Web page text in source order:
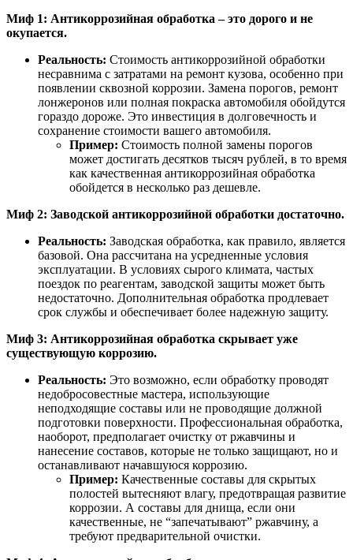
Миф 1: Антикоррозийная обработка – это дорого и не
окупается.
Реальность: Стоимость антикоррозийной обработки
несравнима с затратами на ремонт кузова, особенно при
появлении сквозной коррозии. Замена порогов, ремонт
лонжеронов или полная покраска автомобиля обойдутся
гораздо дороже. Это инвестиция в долговечность и
сохранение стоимости вашего автомобиля.
Пример: Стоимость полной замены порогов
может достигать десятков тысяч рублей, в то время
как качественная антикоррозийная обработка
обойдется в несколько раз дешевле.
Миф 2: Заводской антикоррозийной обработки достаточно.
Реальность: Заводская обработка, как правило, является
базовой. Она рассчитана на усредненные условия
эксплуатации. В условиях сырого климата, частых
поездок по реагентам, заводской защиты может быть
недостаточно. Дополнительная обработка продлевает
срок службы и обеспечивает более надежную защиту.
Миф 3: Антикоррозийная обработка скрывает уже
существующую коррозию.
Реальность: Это возможно, если обработку проводят
недобросовестные мастера, использующие
неподходящие составы или не проводящие должной
подготовки поверхности. Профессиональная обработка,
наоборот, предполагает очистку от ржавчины и
нанесение составов, которые не только защищают, но и
останавливают начавшуюся коррозию.
Пример: Качественные составы для скрытых
полостей вытесняют влагу, предотвращая развитие
коррозии. А составы для днища, если они
качественные, не “запечатывают” ржавчину, а
требуют предварительной очистки.